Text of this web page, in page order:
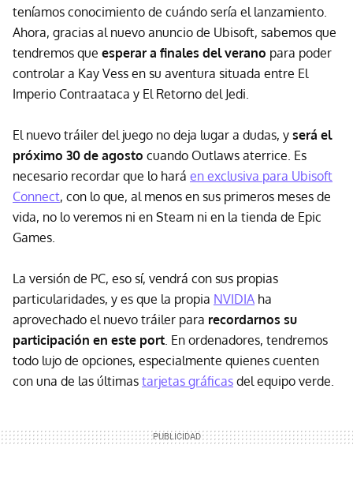
teníamos conocimiento de cuándo sería el lanzamiento.
Ahora, gracias al nuevo anuncio de Ubisoft, sabemos que
tendremos que esperar a finales del verano para poder
controlar a Kay Vess en su aventura situada entre El
Imperio Contraataca y El Retorno del Jedi.
El nuevo tráiler del juego no deja lugar a dudas, y será el
próximo 30 de agosto cuando Outlaws aterrice. Es
necesario recordar que lo hará en exclusiva para Ubisoft
Connect, con lo que, al menos en sus primeros meses de
vida, no lo veremos ni en Steam ni en la tienda de Epic
Games.
La versión de PC, eso sí, vendrá con sus propias
particularidades, y es que la propia NVIDIA ha
aprovechado el nuevo tráiler para recordarnos su
participación en este port. En ordenadores, tendremos
todo lujo de opciones, especialmente quienes cuenten
con una de las últimas tarjetas gráficas del equipo verde.